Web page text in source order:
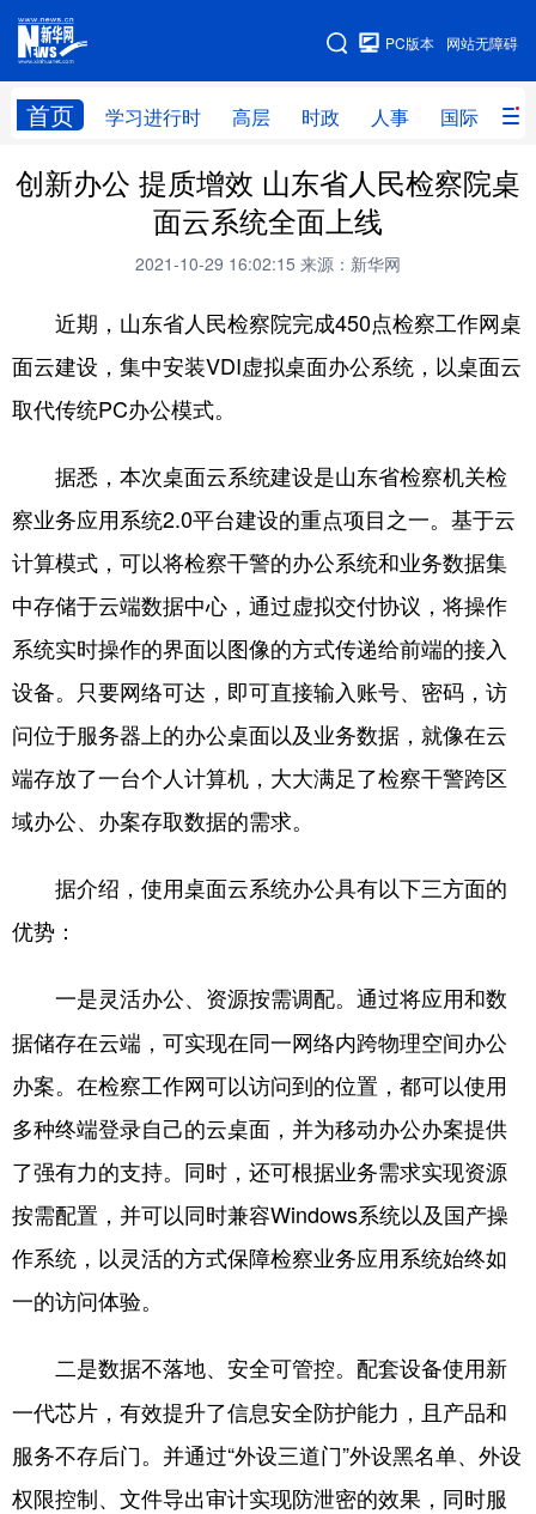
网站无障碍
PC版本
首页 学习进行时 高层 时政 人事 国际 财
网站地图
学习进行时 高层 时政 人事
财经 网评
全球连线
科技 科创 量子 体育
文化 书画 健康 军事
法律 中央文件 金融 汽车
食品 人居 信息化 数字经济
学术中国 乡村振兴 银龄 溯源中国
彩票 娱乐 时尚 悦读
公益 一带一路 亚太网 上市公司
文化产业
地方频道
北京
浙江 安徽 福建 江西
山东 河南 湖北 湖南
广东 广西 海南 重庆
四川 贵州 云南 西藏
陕西 甘肃 青海 宁夏
多语种频道
English Español Français عربى
Русский язык 日本語 한국어
创新办公 提质增效 山东省人民检察院桌
面云系统全面上线
2021-10-29 16:02:15 来源：新华网
近期，山东省人民检察院完成450点检察工作网桌
面云建设，集中安装VDI虚拟桌面办公系统，以桌面云
取代传统PC办公模式。
据悉，本次桌面云系统建设是山东省检察机关检
察业务应用系统2.0平台建设的重点项目之一。基于云
计算模式，可以将检察干警的办公系统和业务数据集
中存储于云端数据中心，通过虚拟交付协议，将操作
系统实时操作的界面以图像的方式传递给前端的接入
设备。只要网络可达，即可直接输入账号、密码，访
问位于服务器上的办公桌面以及业务数据，就像在云
端存放了一台个人计算机，大大满足了检察干警跨区
域办公、办案存取数据的需求。
据介绍，使用桌面云系统办公具有以下三方面的
优势：
一是灵活办公、资源按需调配。 通过将应用和数
据储存在云端，可实现在同一网络内跨物理空间办公
办案。在检察工作网可以访问到的位置，都可以使用
多种终端登录自己的云桌面，并为移动办公办案提供
了强有力的支持。同时，还可根据业务需求实现资源
按需配置，并可以同时兼容Windows系统以及国产操
作系统，以灵活的方式保障检察业务应用系统始终如
一的访问体验。
二是数据不落地、安全可管控。 配套设备使用新
一代芯片，有效提升了信息安全防护能力，且产品和
服务不存后门。并通过“外设三道门”外设黑名单、外设
权限控制、文件导出审计实现防泄密的效果，同时服